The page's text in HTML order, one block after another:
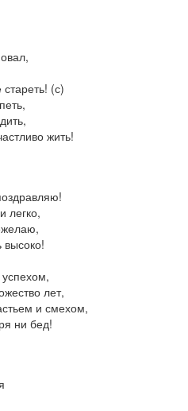
(с)
жить!
легко,
высоко!
лет,
и смехом,
ни бед!